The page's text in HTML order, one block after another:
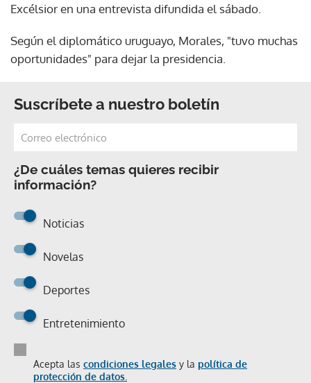
Excélsior en una entrevista difundida el sábado.
Según el diplomático uruguayo, Morales, "tuvo muchas
oportunidades" para dejar la presidencia.
Suscríbete a nuestro boletín
¿De cuáles temas quieres recibir
información?
Noticias
Novelas
Deportes
Entretenimiento
Acepta las condiciones legales y la política de
protección de datos.